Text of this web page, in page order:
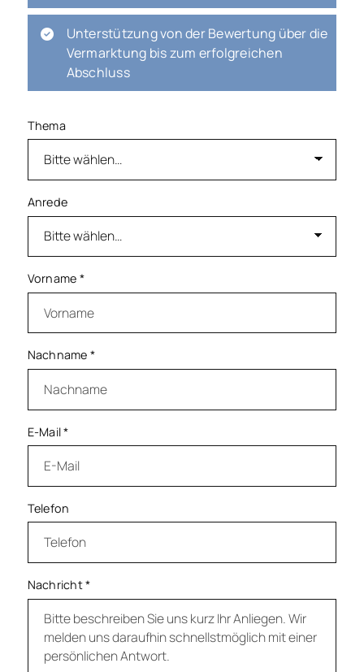
Unterstützung von der Bewertung über die
Vermarktung bis zum erfolgreichen
Abschluss
Thema
Anrede
Vorname *
Nachname *
E-Mail*
Telefon
Nachricht*